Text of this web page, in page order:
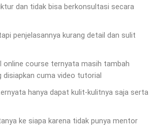
dan tidak bisa berkonsultasi secara
penjelasannya kurang detail dan sulit
online course ternyata masih tambah
disiapkan cuma video tutorial
hanya dapat kulit-kulitnya saja serta
ke siapa karena tidak punya mentor